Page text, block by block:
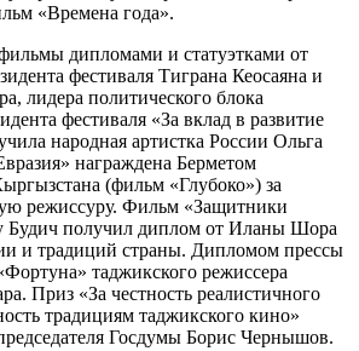
«Времена года».
дипломами и статуэтками от
фестиваля Тиграна Кеосаяна и
лидера политического блока
фестиваля «За вклад в развитие
народная артистка России Ольга
награждена Берметом
(фильм «Глубоко») за
режиссуру. Фильм «Защитники
получил диплом от Иланы Шора
и традиций страны. Дипломом прессы
таджикского режиссера
Приз «За честность реалистичного
традициям таджикского кино»
Госдумы Борис Чернышов.